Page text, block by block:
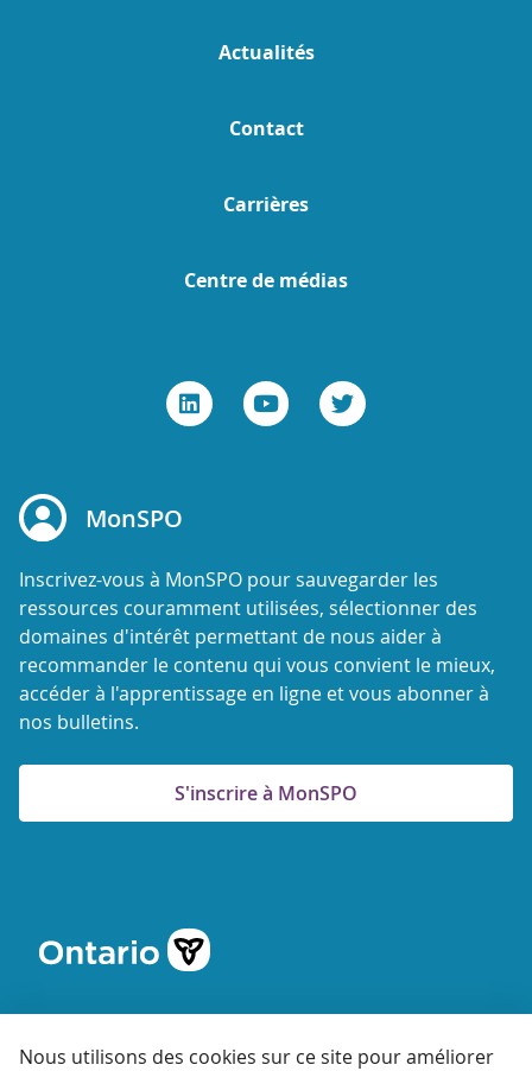
Nous utilisons des cookies sur ce site pour améliorer
Actualités
Contact
Carrières
Centre de médias
MonSPO
Inscrivez-vous à MonSPO pour sauvegarder les
ressources couramment utilisées, sélectionner des
domaines d'intérêt permettant de nous aider à
recommander le contenu qui vous convient le mieux,
accéder à l'apprentissage en ligne et vous abonner à
nos bulletins.
S'inscrire à MonSPO